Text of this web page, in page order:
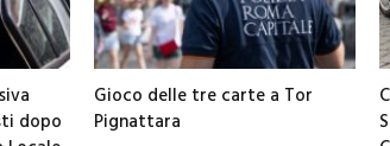
dopo
Gioco delle tre carte a Tor
Pignattara